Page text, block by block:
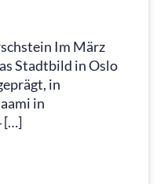
Im März
Stadtbild in Oslo
in
in
[…]